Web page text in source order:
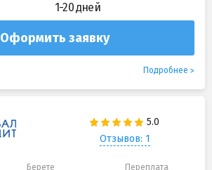
1-20 дней
Оформить заявку
Подробнее
Отзывов: 1
Берете Переплата